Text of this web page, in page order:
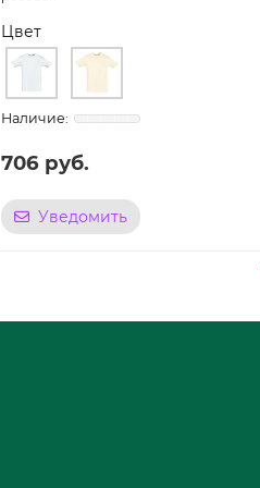
Цвет
706 руб.
Уведомить